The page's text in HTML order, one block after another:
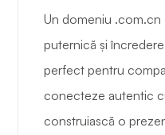
Un domeniu .com.cn
puternică și
perfect pentru
conecteze autentic
construiască o